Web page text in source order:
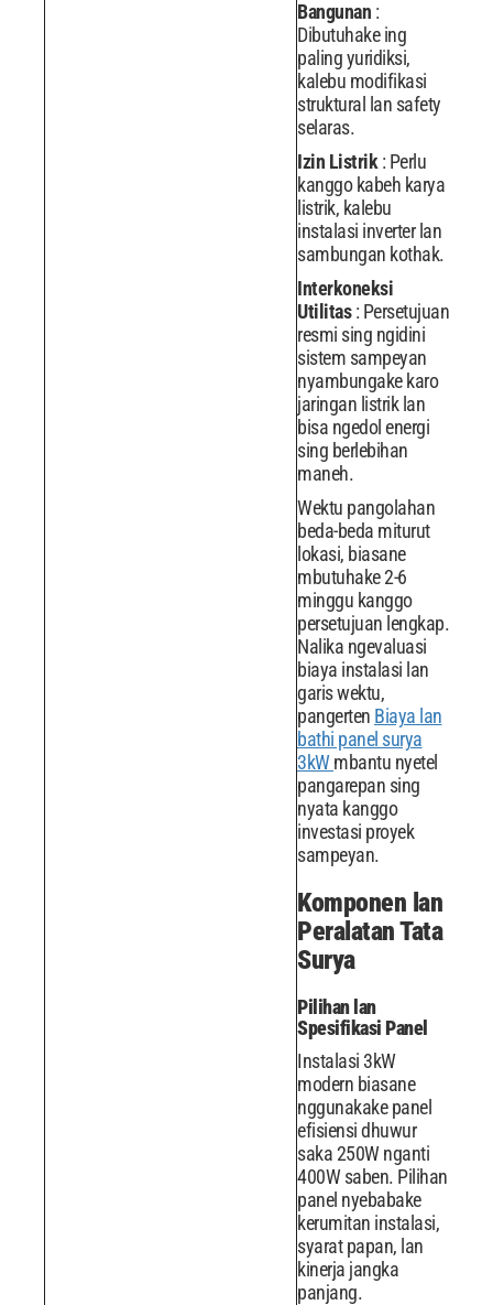
Bangunan :
Dibutuhake ing
paling yuridiksi,
kalebu modifikasi
struktural lan safety
selaras.
Izin Listrik : Perlu
kanggo kabeh karya
listrik, kalebu
instalasi inverter lan
sambungan kothak.
Interkoneksi
Utilitas: Persetujuan
resmi sing ngidini
sistem sampeyan
nyambungake karo
jaringan listrik lan
bisa ngedol energi
sing berlebihan
maneh.
Wektu pangolahan
beda-beda miturut
lokasi, biasane
mbutuhake 2-6
minggu kanggo
persetujuan lengkap.
Nalika ngevaluasi
biaya instalasi lan
garis wektu,
pangerten Biaya lan
bathi panel surya
3kWmbantu nyetel
pangarepan sing
nyata kanggo
investasi proyek
sampeyan.
Komponen lan
Peralatan Tata
Surya
Pilihan lan
Spesifikasi Panel
Instalasi 3kW
modern biasane
nggunakake panel
efisiensi dhuwur
saka 250W nganti
400W saben. Pilihan
panel nyebabake
kerumitan instalasi,
syarat papan, lan
kinerja jangka
panjang.